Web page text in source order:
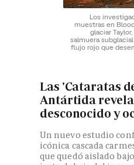
Los
muestras en
glaciar
salmuera
flujo rojo que
Las 'Cataratas
Antártida
desconocido y
Un nuevo estudio
icónica cascada
que quedó aislado